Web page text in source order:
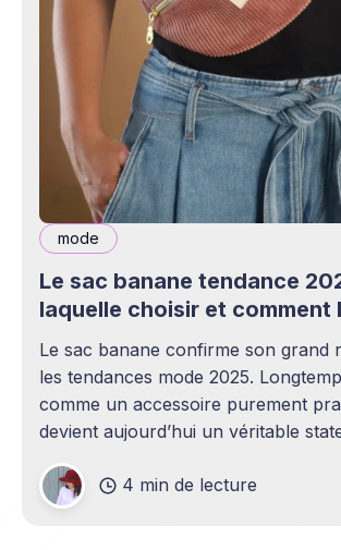
mode
Le sac banane tendance
laquelle choisir et comment
Le sac banane confirme son grand
les tendances mode 2025.
comme un accessoire purement
devient aujourd’hui un véritable
de looks plus audacieux, il existe un
pour femme adapté à chaque style
4 min de lecture